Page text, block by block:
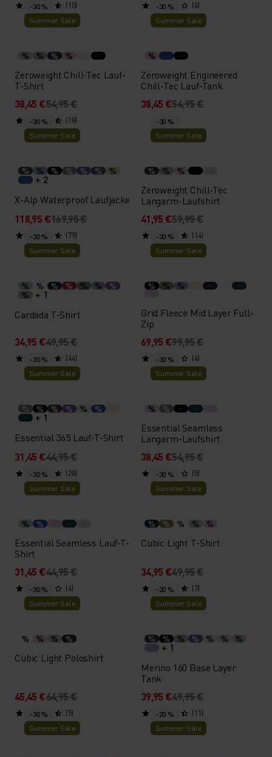
(10) (4)
-30 %
Summer Sale
% % % %
Zeroweight Chill-Tec Lauf-
T-Shirt
38,45 €54,95 €
(18)
-30 %
Summer Sale
%
Zeroweight Engineered
Chill-Tec Lauf-Tank
38,45 €54,95 €
-30 %
Summer Sale
% % % % % % %
+ 2
X-Alp Waterproof Laufjacke
118,95 €169,95 €
(79)
-30 %
Summer Sale
% % %
Zeroweight Chill-Tec
Langarm-Laufshirt
41,95 €59,95 €
(14)
-30 %
Summer Sale
% % % % % %
%
%
+ 1
Cardada T-Shirt
34,95 €49,95 €
(44)
-30 %
Summer Sale
% % %
Grid Fleece Mid Layer Full-
Zip
69,95 €99,95 €
(4)
-30 %
Summer Sale
% % % % % %
+ 1
Essential 365 Lauf-T-Shirt
31,45 €44,95 €
(28)
-30 %
Summer Sale
% %
Essential Seamless
Langarm-Laufshirt
38,45 €54,95 €
(5)
-30 %
Summer Sale
% %
Essential Seamless Lauf-T-
Shirt
31,45 €44,95 €
(4)
-30 %
Summer Sale
% % % % %
Cubic Light T-Shirt
34,95 €49,95 €
(7)
-30 %
Summer Sale
% % % %
Cubic Light Poloshirt
45,45 €64,95 €
(5)
-20 %
Summer Sale
% % % % % % %
+ 1
Merino 160 Base Layer
Tank
39,95 €49,95 €
(11)
-30 %
Summer Sale
-20 %
Summer Sale